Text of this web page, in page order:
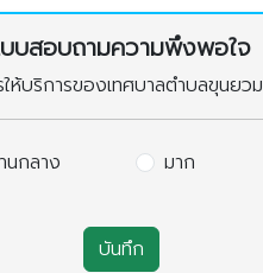
บสอบถามความพึงพอใจ
ให้บริการของเทศบาลตำบลขุนยวม
นกลาง มาก
บันทึก